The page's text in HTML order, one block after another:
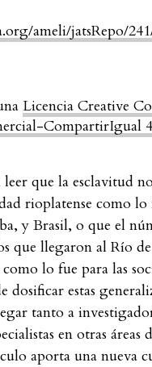
ameli/jatsRepo/
Licencia Creative
CompartirIgual
leer que la esclavitud
rioplatense como lo
y Brasil, o que el
que llegaron al Río
lo fue para las
dosificar estas
tanto a
en otras áreas
aporta una nueva